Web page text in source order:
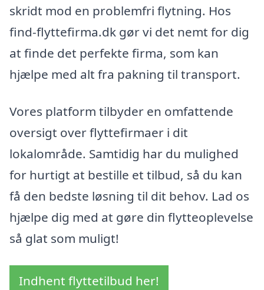
skridt mod en problemfri flytning. Hos
find-flyttefirma.dk gør vi det nemt for dig
at finde det perfekte firma, som kan
hjælpe med alt fra pakning til transport.
Vores platform tilbyder en omfattende
oversigt over flyttefirmaer i dit
lokalområde. Samtidig har du mulighed
for hurtigt at bestille et tilbud, så du kan
få den bedste løsning til dit behov. Lad os
hjælpe dig med at gøre din flytteoplevelse
så glat som muligt!
Indhent flyttetilbud her!